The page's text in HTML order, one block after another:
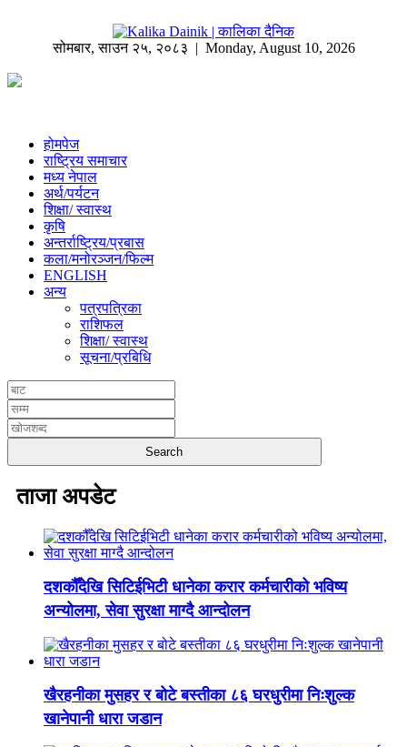
सोमबार,साउन २५, २०८३ | Monday, August 10, 2026
होमपेज
राष्ट्रिय समाचार
मध्य नेपाल
अर्थ/पर्यटन
शिक्षा/ स्वास्थ
कृषि
अन्तर्राष्ट्रिय/प्रबास
कला/मनोरञ्जन/फिल्म
ENGLISH
अन्य
पत्रपत्रिका
राशिफल
शिक्षा/ स्वास्थ
सूचना/प्रबिधि
ताजा अपडेट
दशकौँदेखि सिटिईभिटी धानेका करार कर्मचारीको भविष्य
अन्योलमा, सेवा सुरक्षा माग्दै आन्दोलन
खैरहनीका मुसहर र बोटे बस्तीका ८६ घरधुरीमा निःशुल्क
खानेपानी धारा जडान